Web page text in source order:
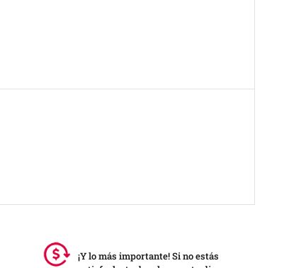
¡Y lo más importante! Si no estás